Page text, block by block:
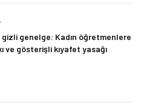
genelge: Kadın öğretmenlere
ve gösterişli kıyafet yasağı